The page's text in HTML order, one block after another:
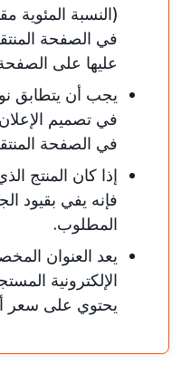
(النسبة المئوية
في الصفحة
عليها على الصفحة
يجب أن يتطابق
في تصميم
في الصفحة
إذا كان المنتج
فإنه يفي بقيود
المطلوب.
يعد العنوان
يحتوي على سعر